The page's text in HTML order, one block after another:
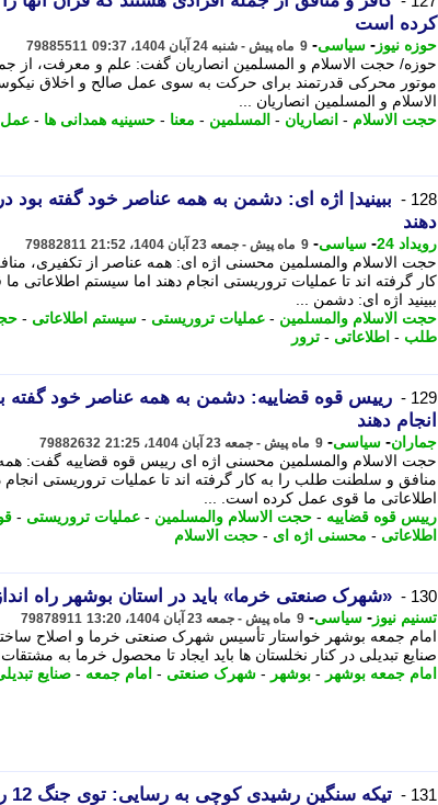
کرده است
حوزه نیوز - سیاسی- 9 ماه پیش - شنبه 24 آبان 1404، 09:37 79885511
حوزه/ حجت الاسلام و المسلمین انصاریان گفت: علم و معرفت، از
موتور محرکی قدرتمند برای حرکت به سوی عمل صالح و اخلاق
الاسلام و المسلمین انصاریان ...
حجت الاسلام - انصاریان - المسلمین - معنا - حسینیه همدانی ها - عمل
128 -
ببینید| اژه ای: دشمن به همه عناصر خود گفته بود
دهند
رویداد 24 - سیاسی- 9 ماه پیش - جمعه 23 آبان 1404، 21:52 79882811
حجت الاسلام والمسلمین محسنی اژه ای: همه عناصر از تکفیری،
کار گرفته اند تا عملیات تروریستی انجام دهند اما سیستم
ببینید اژه ای: دشمن ...
حجت الاسلام والمسلمین - عملیات تروریستی - سیستم اطلاعاتی -
طلب - اطلاعاتی - ترور
129 -
رییس قوه قضاییه: دشمن به همه عناصر خود گفته
انجام دهند
جماران- سیاسی- 9 ماه پیش - جمعه 23 آبان 1404، 21:25 79882632
حجت الاسلام والمسلمین محسنی اژه ای رییس قوه قضاییه گفت: همه
منافق و سلطنت طلب را به کار گرفته اند تا عملیات تروریستی انجام
اطلاعاتی ما قوی عمل کرده است. ...
رییس قوه قضاییه - حجت الاسلام والمسلمین - عملیات تروریستی -
اطلاعاتی - محسنی اژه ای - حجت الاسلام
130 - «شهرک صنعتی خرما» باید در استان بوشهر راه
تسنیم نیوز - سیاسی- 9 ماه پیش - جمعه 23 آبان 1404، 13:20 79878911
امام جمعه بوشهر خواستار تأسیس شهرک صنعتی خرما و اصلاح
صنایع تبدیلی در کنار نخلستان ها باید ایجاد تا محصول خرما به
امام جمعه بوشهر - بوشهر - شهرک صنعتی - امام جمعه - صنایع
131 -